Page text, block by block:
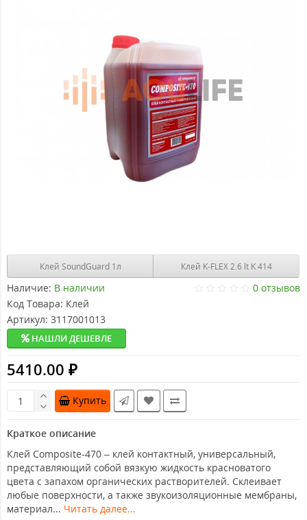
Клей SoundGuard 1л Клей K-FLEX 2.6 lt K 414
Наличие: В наличии
0 отзывов
Код Товара: Клей
Артикул: 3117001013
НАШЛИ ДЕШЕВЛЕ
5410.00 ₽
Купить
Краткое описание
Клей Composite-470 – клей контактный, универсальный,
представляющий собой вязкую жидкость красноватого
цвета с запахом органических растворителей. Склеивает
любые поверхности, а также звукоизоляционные мембраны,
материал... Читать далее...